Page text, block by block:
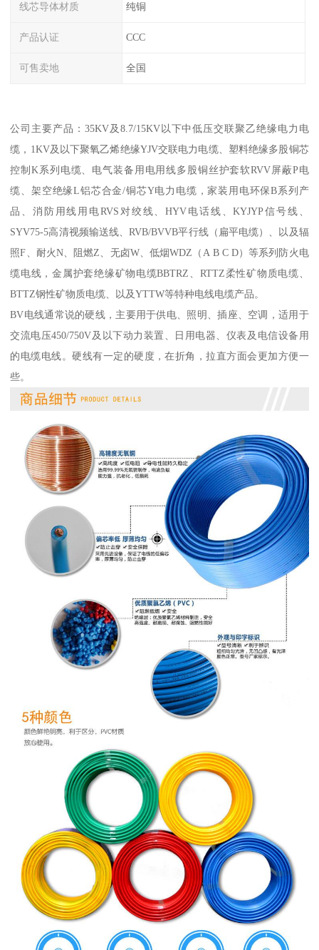
线芯导体材质 纯铜
产品认证 CCC
可售卖地 全国
公司主要产品：35KV及8.7/15KV以下中低压交联聚乙绝缘电力电
缆，1KV及以下聚氧乙烯绝缘YJV交联电力电缆、塑料绝缘多股铜芯
控制K系列电缆、电气装备用电用线多股铜丝护套软RVV屏蔽P电
缆、架空绝缘L铝芯合金/铜芯Y电力电缆，家装用电环保B系列产
品、消防用线用电RVS对绞线、HYV电话线、KYJYP信号线、
SYV75-5高清视频输送线、RVB/BVVB平行线（扁平电缆）、以及辐
照F、耐火N、阻燃Z、无卤W、低烟WDZ（A B C D）等系列防火电
缆电线，金属护套绝缘矿物电缆BBTRZ、RTTZ柔性矿物质电缆、
BTTZ钢性矿物质电缆、以及YTTW等特种电线电缆产品。
BV电线通常说的硬线，主要用于供电、照明、插座、空调，适用于
交流电压450/750V及以下动力装置、日用电器、仪表及电信设备用
的电缆电线。硬线有一定的硬度，在折角，拉直方面会更加方便一
些。